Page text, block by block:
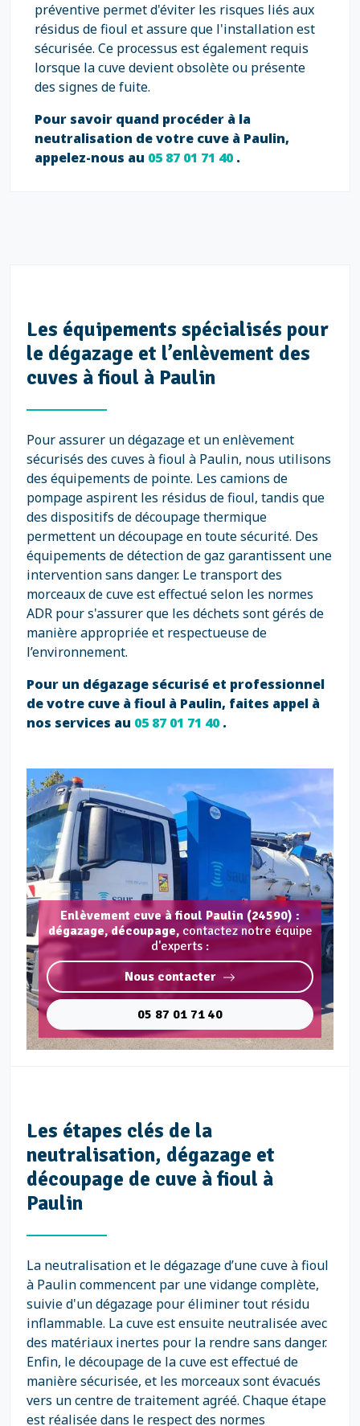
préventive permet d'éviter les risques liés aux
résidus de fioul et assure que l'installation est
sécurisée. Ce processus est également requis
lorsque la cuve devient obsolète ou présente
des signes de fuite.
Pour savoir quand procéder à la
neutralisation de votre cuve à Paulin,
appelez-nous au 05 87 01 71 40.
Les équipements spécialisés pour
le dégazage et l’enlèvement des
cuves à fioul à Paulin
Pour assurer un dégazage et un enlèvement
sécurisés des cuves à fioul à Paulin, nous utilisons
des équipements de pointe. Les camions de
pompage aspirent les résidus de fioul, tandis que
des dispositifs de découpage thermique
permettent un découpage en toute sécurité. Des
équipements de détection de gaz garantissent une
intervention sans danger. Le transport des
morceaux de cuve est effectué selon les normes
ADR pour s'assurer que les déchets sont gérés de
manière appropriée et respectueuse de
l’environnement.
Pour un dégazage sécurisé et professionnel
de votre cuve à fioul à Paulin, faites appel à
nos services au 05 87 01 71 40.
Enlèvement cuve à fioul Paulin (24590) :
dégazage, découpage, contactez notre équipe
d'experts :
Nous contacter
05 87 01 71 40
Les étapes clés de la
neutralisation, dégazage et
découpage de cuve à fioul à
Paulin
La neutralisation et le dégazage d’une cuve à fioul
à Paulin commencent par une vidange complète,
suivie d'un dégazage pour éliminer tout résidu
inflammable. La cuve est ensuite neutralisée avec
des matériaux inertes pour la rendre sans danger.
Enfin, le découpage de la cuve est effectué de
manière sécurisée, et les morceaux sont évacués
vers un centre de traitement agréé. Chaque étape
est réalisée dans le respect des normes